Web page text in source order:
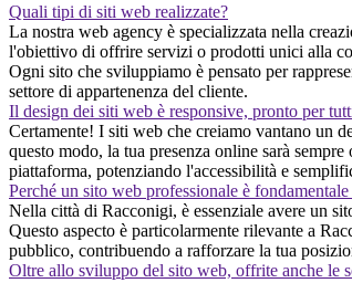
Quali tipi di siti web realizzate?
La nostra web agency è specializzata nella
l'obiettivo di offrire servizi o prodotti unici alla
Ogni sito che sviluppiamo è pensato per
settore di appartenenza del cliente.
Il design dei siti web è responsive, pronto per
Certamente! I siti web che creiamo vantano un
questo modo, la tua presenza online sarà
piattaforma, potenziando l'accessibilità e
Perché un sito web professionale è
Nella città di Racconigi, è essenziale avere un
Questo aspecto è particolarmente rilevante a
pubblico, contribuendo a rafforzare la tua
Oltre allo sviluppo del sito web, offrite anche le